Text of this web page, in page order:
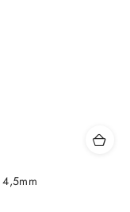
4,5mm